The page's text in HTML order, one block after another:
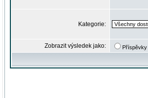
Kategorie:
Zobrazit výsledek jako: Příspěvky